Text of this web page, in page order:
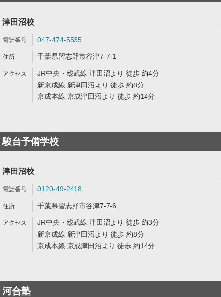
津田沼校
047-474-5535
千葉県習志野市谷津7-7-1
JR中央・総武線 津田沼より 徒歩 約4分
新京成線 新津田沼より 徒歩 約8分
京成本線 京成津田沼より 徒歩 約14分
駿台予備学校
津田沼校
0120-49-2418
千葉県習志野市谷津7-7-6
JR中央・総武線 津田沼より 徒歩 約3分
新京成線 新津田沼より 徒歩 約8分
京成本線 京成津田沼より 徒歩 約14分
河合塾